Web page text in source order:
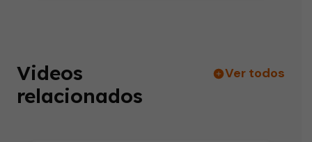
Videos
relacionados
Ver todos